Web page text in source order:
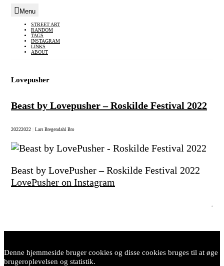
Skip
content
Menu
STREET ART
RANDOM
TAGS
INSTAGRAM
LINKS
ABOUT
Lovepusher
Beast by Lovepusher – Roskilde Festival 2022
20222022 Lars Bregendahl Bro
Beast by LovePusher – Roskilde Festival 2022
LovePusher on Instagram
Denne hjemmeside bruger cookies og disse cookies bruges til at øge
brugeroplevelsen og statistik.